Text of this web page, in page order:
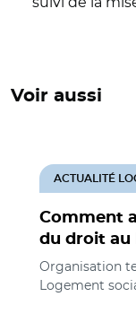
Voir aussi
Comment
du droit au
ACTUALITÉ
Organisation
Logement